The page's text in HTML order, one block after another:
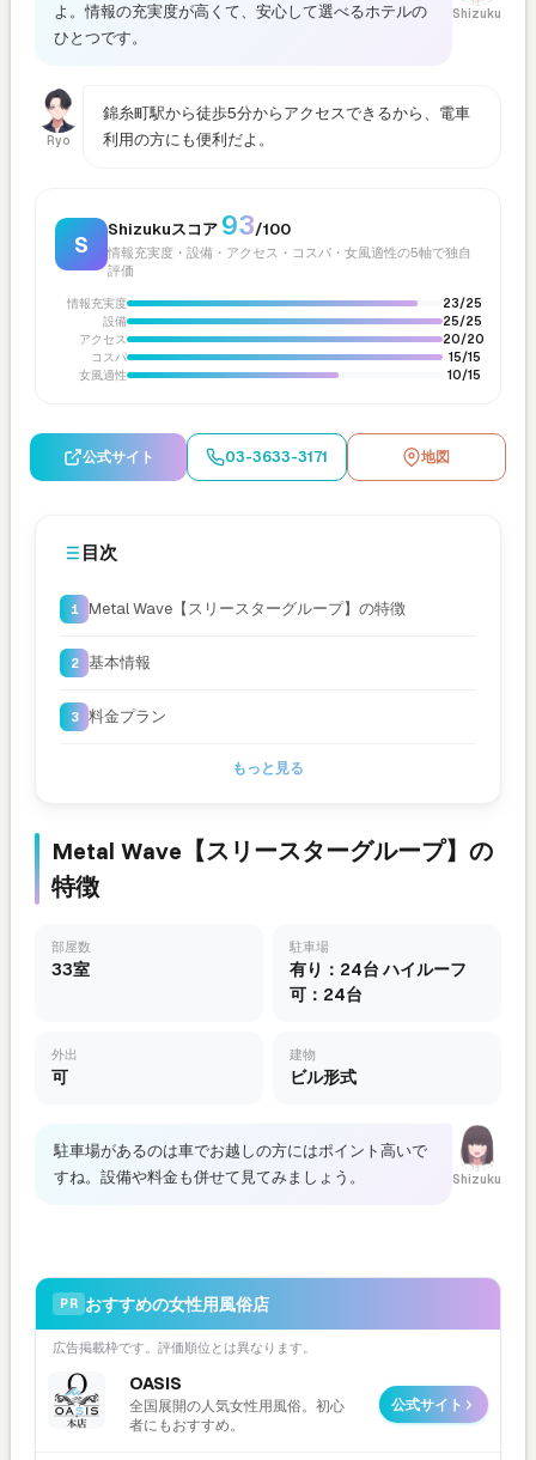
Shizuku
よ。情報の充実度が高くて、安心して選べるホテルの
ひとつです。
Ryo
錦糸町駅から徒歩5分からアクセスできるから、電車
利用の方にも便利だよ。
S
Shizukuスコア 93/100
情報充実度・設備・アクセス・コスパ・女風適性の5軸で独自
評価
情報充実度
23/25
設備
25/25
アクセス
20/20
コスパ
15/15
女風適性
10/15
公式サイト 03-3633-3171 地図
目次
Metal Wave【スリースターグループ】の特徴
基本情報
料金プラン
もっと見る
Metal Wave【スリースターグループ】の
特徴
部屋数
33室
駐車場
有り：24台 ハイルーフ
可：24台
外出
可
建物
ビル形式
Shizuku
駐車場があるのは車でお越しの方にはポイント高いで
すね。設備や料金も併せて見てみましょう。
PR おすすめの女性用風俗店
広告掲載枠です。評価順位とは異なります。
OASIS
全国展開の人気女性用風俗。初心
者にもおすすめ。
公式サイト